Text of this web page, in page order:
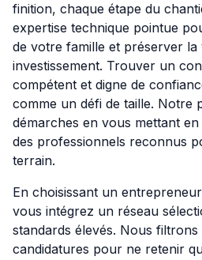
finition, chaque étape du
expertise technique pointue
de votre famille et préserver
investissement. Trouver un
compétent et digne de
comme un défi de taille. Notre
démarches en vous mettant
des professionnels reconnus
terrain.
En choisissant un
vous intégrez un réseau
standards élevés. Nous filtrons
candidatures pour ne retenir